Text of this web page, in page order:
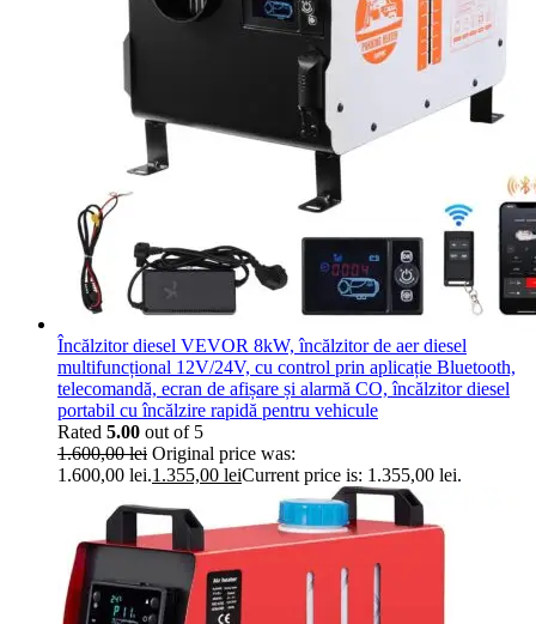
Încălzitor diesel VEVOR 8kW, încălzitor de aer diesel
multifuncțional 12V/24V, cu control prin aplicație Bluetooth,
telecomandă, ecran de afișare și alarmă CO, încălzitor diesel
portabil cu încălzire rapidă pentru vehicule
Rated 5.00 out of 5
1.600,00lei Original price was:
1.600,00 lei.1.355,00 leiCurrent price is: 1.355,00 lei.